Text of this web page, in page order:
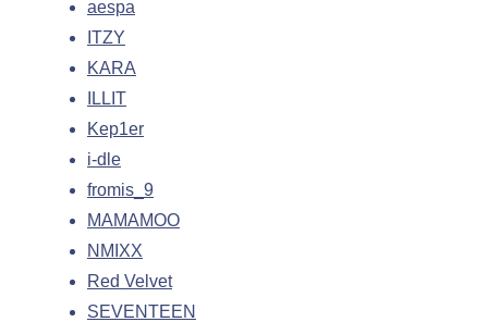
aespa
ITZY
KARA
ILLIT
Kep1er
i-dle
fromis_9
MAMAMOO
NMIXX
Red Velvet
SEVENTEEN